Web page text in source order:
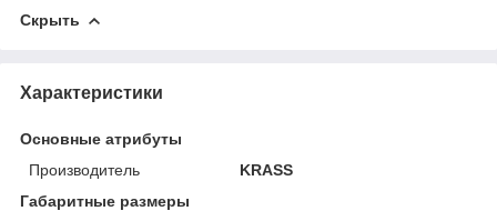
Скрыть
Характеристики
Основные атрибуты
Производитель
KRASS
Габаритные размеры